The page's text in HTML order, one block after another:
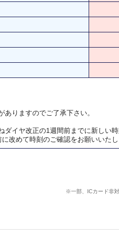
りますのでご了承下さい。
イヤ改正の1週間前までに新しい
改めて時刻のご確認をお願いいたし
※一部、ICカード非